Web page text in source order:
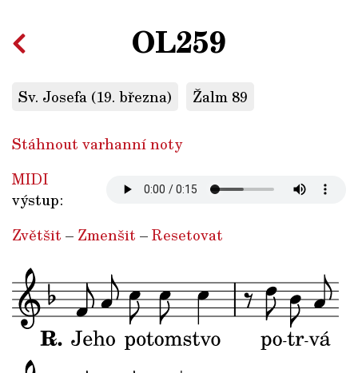
OL259
Sv. Josefa (19. března) Žalm 89
Stáhnout varhanní noty
MIDI
výstup:
Zvětšit – Zmenšit –Resetovat